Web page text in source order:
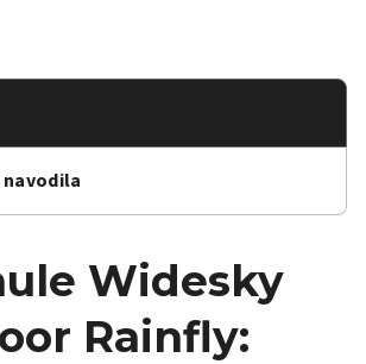
navodila
Widesky
Rainfly: